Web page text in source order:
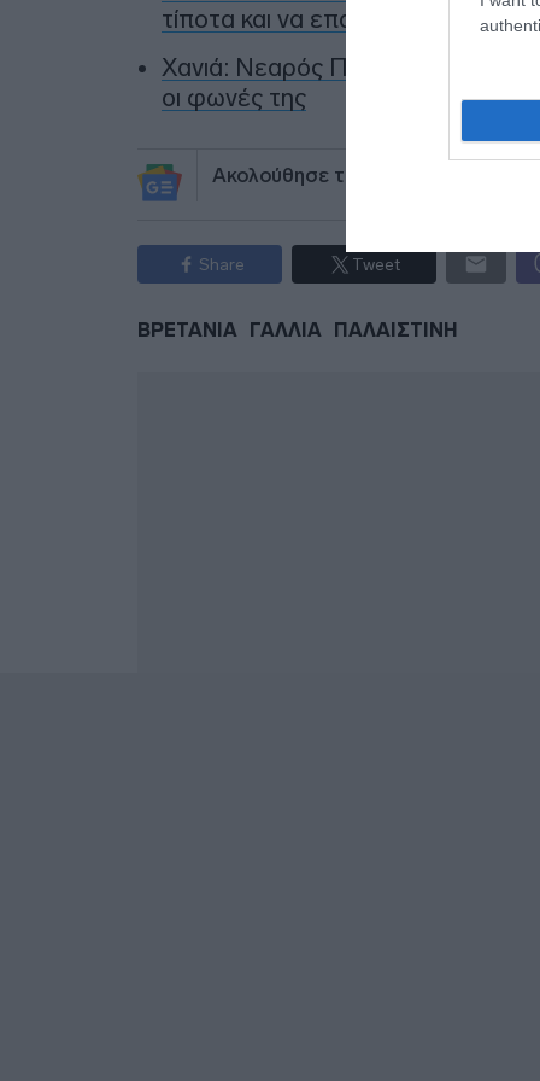
τίποτα και να επαναλάβει το
Χανιά: Νεαρός Παλαιστίνιος
οι φωνές της
Ακολούθησε το debater.gr στο
Share Tweet
ΒΡΕΤΑΝΙΑ ΓΑΛΛΙΑ ΠΑΛΑΙΣΤΙΝΗ